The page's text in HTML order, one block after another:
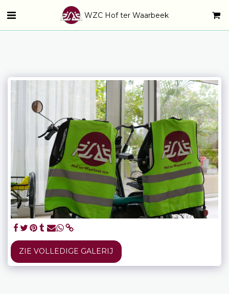
WZC Hof ter Waarbeek
ZIE VOLLEDIGE GALERIJ